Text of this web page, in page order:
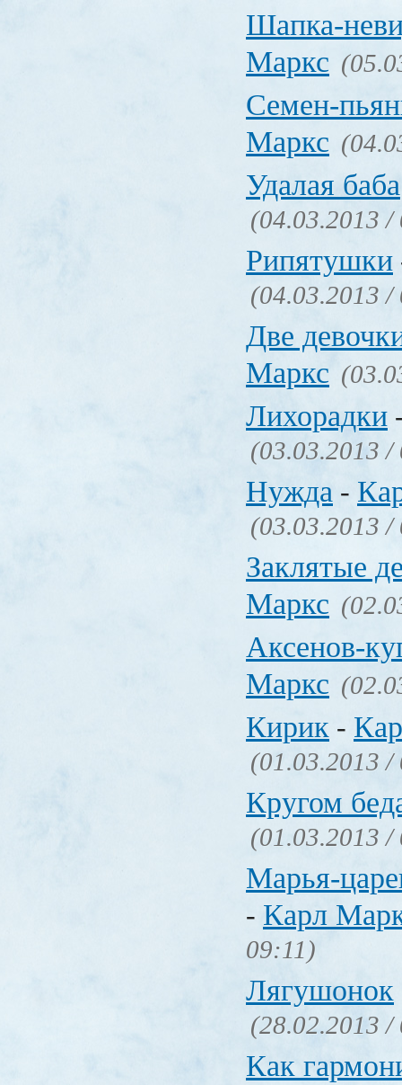
Шапка-
Маркс
Семен-
Маркс
Удалая баба
(04.03.2013 /
Рипятушки
(04.03.2013 /
Две
Маркс
Лихорадки
(03.03.2013 /
Нужда -
(03.03.2013 /
Заклятые
Маркс
Аксенов-
Маркс
Кирик -
(01.03.2013 /
Кругом
(01.03.2013 /
Марья-
- Карл
09:11)
Лягушонок
(28.02.2013 /
Как